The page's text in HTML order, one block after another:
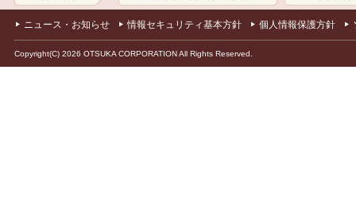
ニュース・お知らせ 情報セキュリティ基本方針 個人情報保護方針
Copyright(C) 2026 OTSUKA CORPORATION All Rights Reserved.